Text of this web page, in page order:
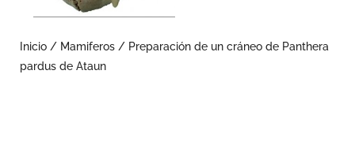
Inicio / Mamiferos / Preparación de un cráneo de Panthera
pardus de Ataun